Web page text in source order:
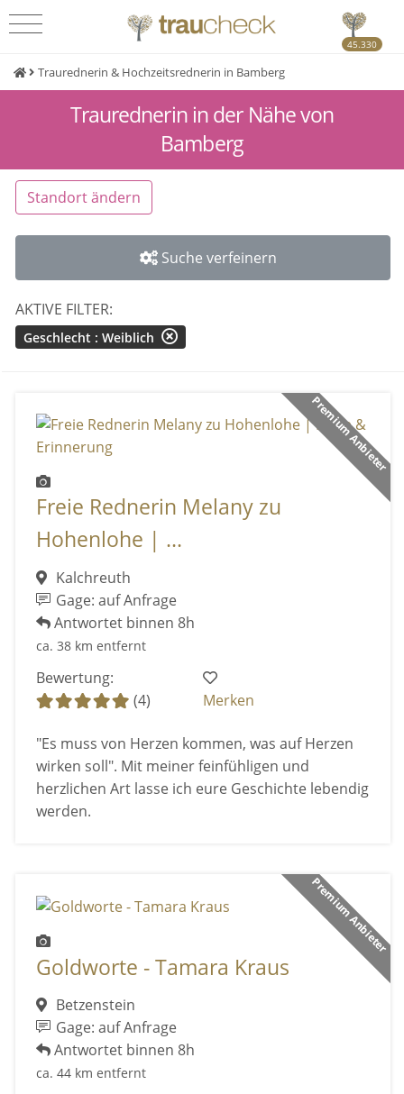
45.330
Traurednerin & Hochzeitsrednerin in Bamberg
Traurednerin in der Nähe von
Bamberg
Standort ändern
Suche verfeinern
AKTIVE FILTER:
Geschlecht : Weiblich
Premium Anbieter
Freie Rednerin Melany zu
Hohenlohe | ...
Kalchreuth
Gage: auf Anfrage
Antwortet binnen 8h
ca. 38 km entfernt
Bewertung:
(4)
Merken
"Es muss von Herzen kommen, was auf Herzen
wirken soll". Mit meiner feinfühligen und
herzlichen Art lasse ich eure Geschichte lebendig
werden.
Premium Anbieter
Goldworte - Tamara Kraus
Betzenstein
Gage: auf Anfrage
Antwortet binnen 8h
ca. 44 km entfernt